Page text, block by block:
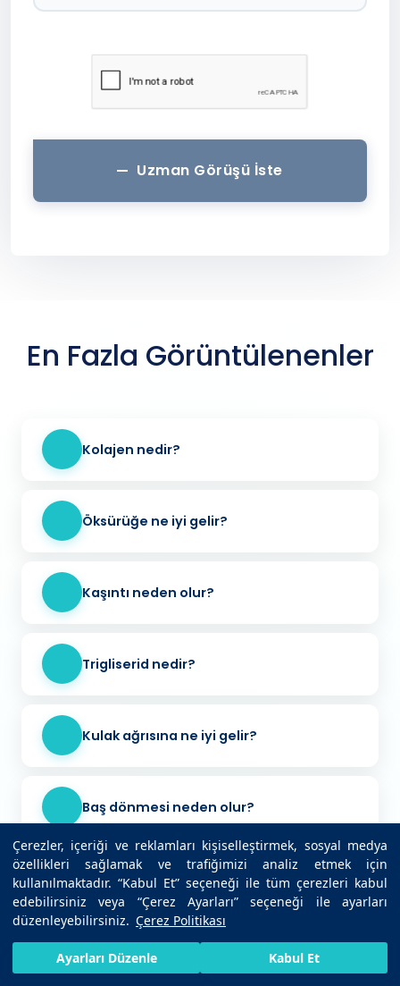
Çerezler, içeriği ve reklamları kişiselleştirmek, sosyal medya
özellikleri sağlamak ve trafiğimizi analiz etmek için
kullanılmaktadır. “Kabul Et” seçeneği ile tüm çerezleri kabul
edebilirsiniz veya “Çerez Ayarları” seçeneği ile ayarları
düzenleyebilirsiniz. Çerez Politikası
Ayarları Düzenle Kabul Et
Uzman Görüşü İste
En Fazla Görüntülenenler
Kolajen nedir?
Öksürüğe ne iyi gelir?
Kaşıntı neden olur?
Trigliserid nedir?
Kulak ağrısına ne iyi gelir?
Baş dönmesi neden olur?
İnfluenza nedir?
Şeker hastalığının ilk belirtisi nedir?
HIZLI RANDEVU AL BIZE ULAŞIN